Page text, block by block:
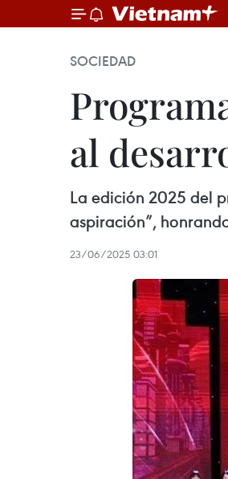
SOCIEDAD
al
La edición 2025 del
aspiración”,
23/06/2025 03:01